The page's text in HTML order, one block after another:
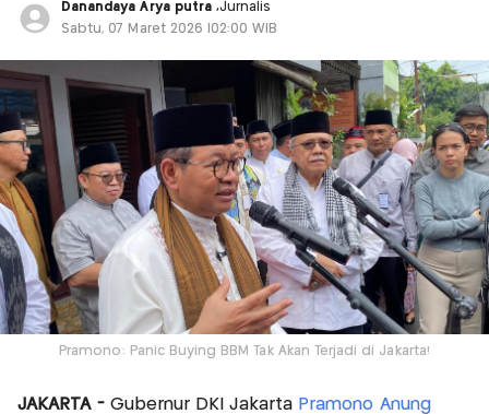
Danandaya Arya putra,Jurnalis
Sabtu, 07 Maret 2026 |02:00 WIB
Pramono: Panic Buying BBM Tak Akan Terjadi di Jakarta!
JAKARTA -Gubernur DKI JakartaPramono Anung